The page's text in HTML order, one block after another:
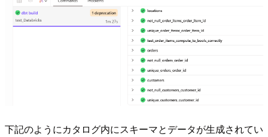
下記のようにカタログ内にスキーマとデータが生成されてい